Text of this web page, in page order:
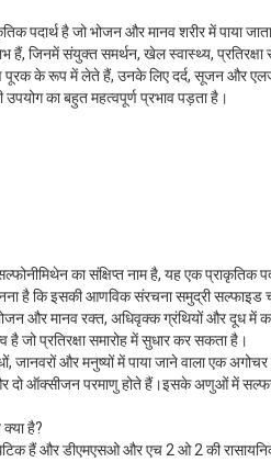
पदार्थ है जो भोजन और मानव शरीर में पाया
जिनमें संयुक्त समर्थन, खेल स्वास्थ्य, प्रतिरक्षा
पूरक के रूप में लेते हैं, उनके लिए दर्द, सूजन और
का बहुत महत्वपूर्ण प्रभाव पड़ता है।
का संक्षिप्त नाम है, यह एक प्राकृतिक
​​है कि इसकी आणविक संरचना समुद्री
और मानव रक्त, अधिवृक्क ग्रंथियों और दूध में कई
जो प्रतिरक्षा समारोह में सुधार कर सकता है।
जानवरों और मनुष्यों में पाया जाने वाला एक
दो ऑक्सीजन परमाणु होते हैं।इसके अणुओं में सल्फर
है?
हैं और डीएमएसओ और एच 2 ओ 2 की